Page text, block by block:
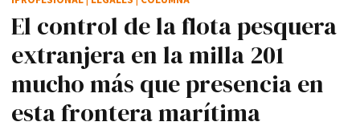
El control de la flota pesquera
extranjera en la milla 201
mucho más que presencia en
esta frontera marítima